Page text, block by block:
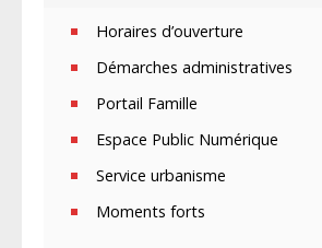
Horaires d’ouverture
Démarches administratives
Portail Famille
Espace Public Numérique
Service urbanisme
Moments forts